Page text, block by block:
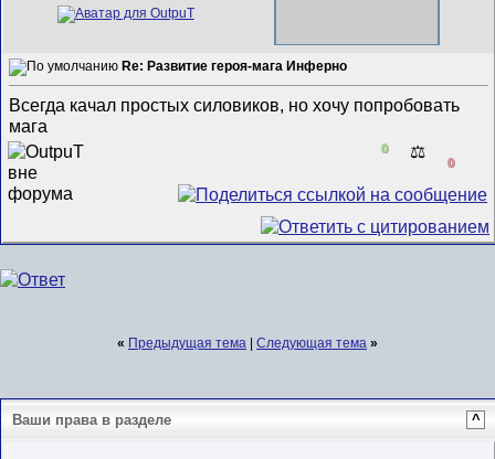
Re: Развитие героя-мага Инферно
Всегда качал простых силовиков, но хочу попробовать
мага
0 ⚖️
0
« Предыдущая тема | Следующая тема »
Ваши права в разделе ^